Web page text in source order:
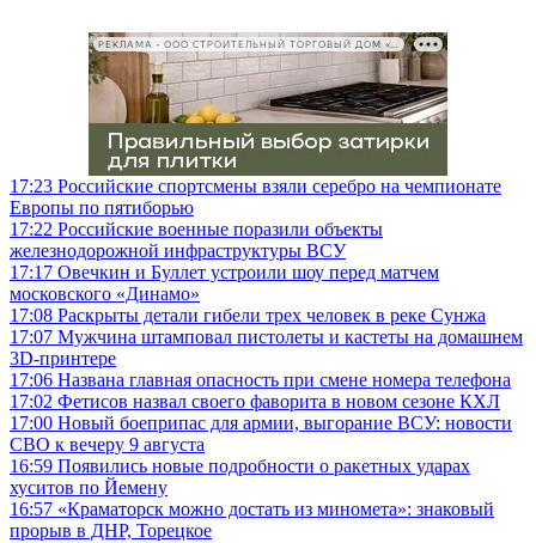
17:23 Российские спортсмены взяли серебро на чемпионате
Европы по пятиборью
17:22 Российские военные поразили объекты
железнодорожной инфраструктуры ВСУ
17:17 Овечкин и Буллет устроили шоу перед матчем
московского «Динамо»
17:08 Раскрыты детали гибели трех человек в реке Сунжа
17:07 Мужчина штамповал пистолеты и кастеты на домашнем
3D-принтере
17:06 Названа главная опасность при смене номера телефона
17:02 Фетисов назвал своего фаворита в новом сезоне КХЛ
17:00 Новый боеприпас для армии, выгорание ВСУ: новости
СВО к вечеру 9 августа
16:59 Появились новые подробности о ракетных ударах
хуситов по Йемену
16:57 «Краматорск можно достать из миномета»: знаковый
прорыв в ДНР, Торецкое